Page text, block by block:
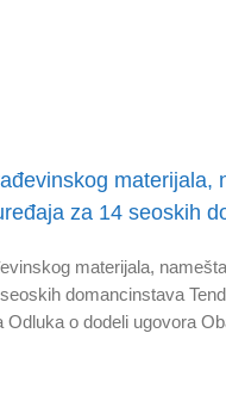
materijala,
za 14 seoskih
materijala,
domancinstava
Odluka o dodeli ugovora